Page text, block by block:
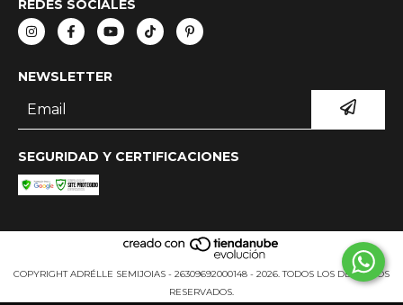
REDES SOCIALES
NEWSLETTER
SEGURIDAD Y CERTIFICACIONES
COPYRIGHT ADRÉLLE SEMIJOIAS - 26309692000148 - 2026. TODOS LOS DERECHOS
RESERVADOS.